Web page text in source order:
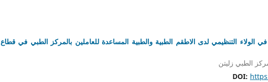
الولاء التنظيمي لدى الاطقم الطبية والطبية المساعدة للعاملين بالمركز الطبي في قطاع
الطبي زليتن
DOI: